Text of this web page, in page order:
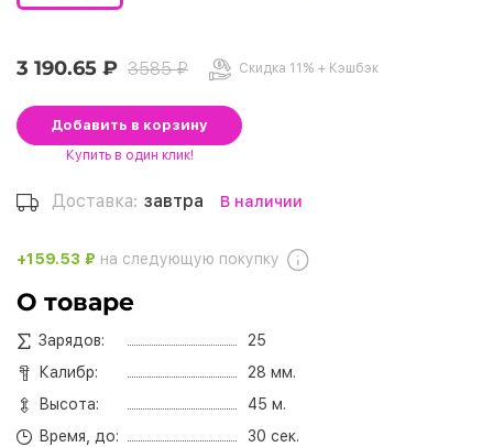
3 190.65 ₽ 3585 ₽ Скидка 11% + Кэшбэк
Добавить в корзину
Купить в один клик!
Доставка: завтра В наличии
+159.53 ₽ на следующую покупку
О товаре
Зарядов:
25
Калибр:
28 мм.
Высота:
45 м.
Время, до:
30 сек.